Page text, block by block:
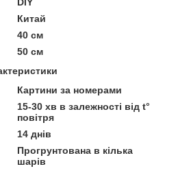
Китай
40 см
50 см
Картини за номерами
15-30 хв в залежності від t°
повітря
14 днів
Прогрунтована в кілька
шарів